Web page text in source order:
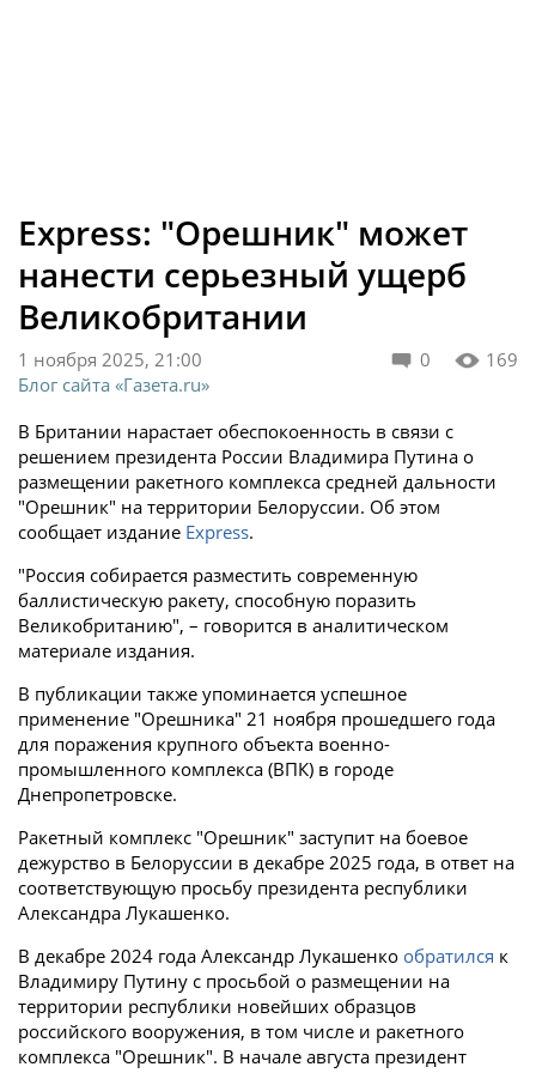
Express: "Орешник" может
нанести серьезный ущерб
Великобритании
0 169
1 ноября 2025, 21:00
Блог сайта «Газета.ru»
В Британии нарастает обеспокоенность в связи с
решением президента России Владимира Путина о
размещении ракетного комплекса средней дальности
"Орешник" на территории Белоруссии. Об этом
сообщает издание Express.
"Россия собирается разместить современную
баллистическую ракету, способную поразить
Великобританию", – говорится в аналитическом
материале издания.
В публикации также упоминается успешное
применение "Орешника" 21 ноября прошедшего года
для поражения крупного объекта военно-
промышленного комплекса (ВПК) в городе
Днепропетровске.
Ракетный комплекс "Орешник" заступит на боевое
дежурство в Белоруссии в декабре 2025 года, в ответ на
соответствующую просьбу президента республики
Александра Лукашенко.
В декабре 2024 года Александр Лукашенко обратился к
Владимиру Путину с просьбой о размещении на
территории республики новейших образцов
российского вооружения, в том числе и ракетного
комплекса "Орешник". В начале августа президент